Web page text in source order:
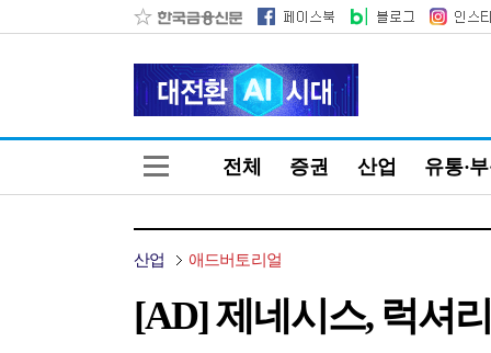
전체 증권 산업 유통·
산업 애드버토리얼
[AD] 제네시스, 럭셔